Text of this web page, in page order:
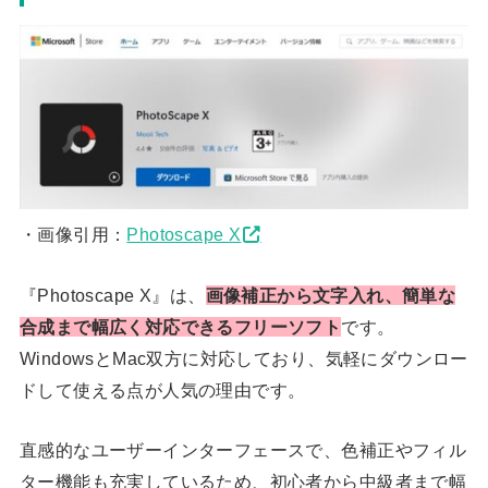
・画像引用： Photoscape X
『Photoscape X』は、 画像補正から文字入れ、簡単な
合成まで幅広く対応できるフリーソフト です。
WindowsとMac双方に対応しており、気軽にダウンロー
ドして使える点が人気の理由です。
直感的なユーザーインターフェースで、色補正やフィル
ター機能も充実しているため、初心者から中級者まで幅